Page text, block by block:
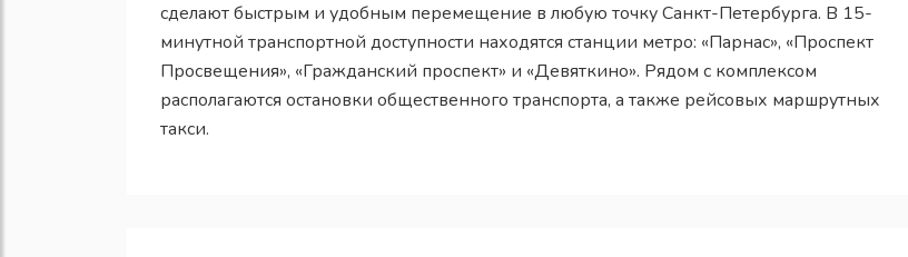
сделают быстрым и удобным перемещение в любую точку Санкт-Петербурга. В 15-
минутной транспортной доступности находятся станции метро: «Парнас», «Проспект
Просвещения», «Гражданский проспект» и «Девяткино». Рядом с комплексом
располагаются остановки общественного транспорта, а также рейсовых маршрутных
такси.